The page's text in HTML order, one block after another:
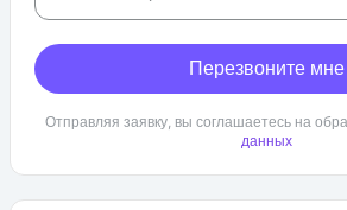
Перезвоните мне
Отправляя заявку, вы соглашаетесь на
данных